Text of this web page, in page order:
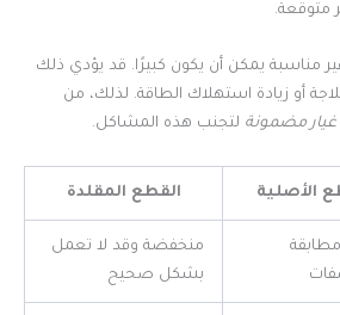
متوقعة.
مناسبة يمكن أن يكون كبيرًا. قد يؤدي ذلك
أو زيادة استهلاك الطاقة. لذلك، من
مضمونة لتجنب هذه المشاكل.
الأصلية القطع المقلدة
منخفضة وقد لا تعمل
بشكل صحيح